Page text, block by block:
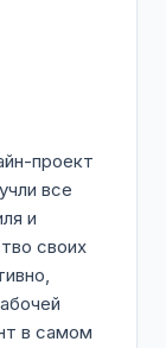
проект
все
и
своих
в самом